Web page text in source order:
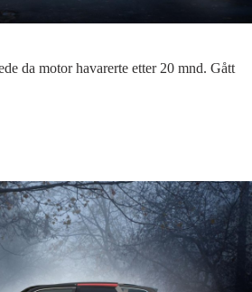
da motor havarerte etter 20 mnd. Gått